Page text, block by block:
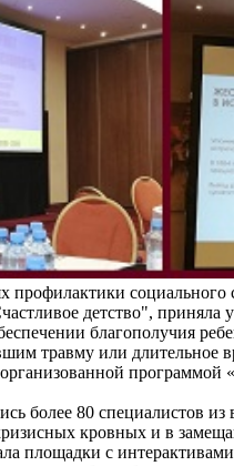
профилактики социального
детство", приняла
благополучия
травму или длительное
программой
более 80 специалистов из
кровных и в
площадки с